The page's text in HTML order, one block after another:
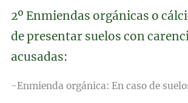
2º Enmiendas orgánicas o
de presentar suelos con
acusadas:
-Enmienda orgánica: En caso de